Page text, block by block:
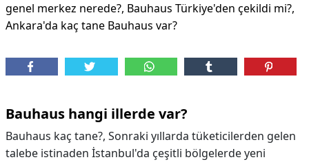
genel merkez nerede?, Bauhaus Türkiye'den çekildi mi?,
Ankara'da kaç tane Bauhaus var?
Bauhaus hangi illerde var?
Bauhaus kaç tane?, Sonraki yıllarda tüketicilerden gelen
talebe istinaden İstanbul'da çeşitli bölgelerde yeni